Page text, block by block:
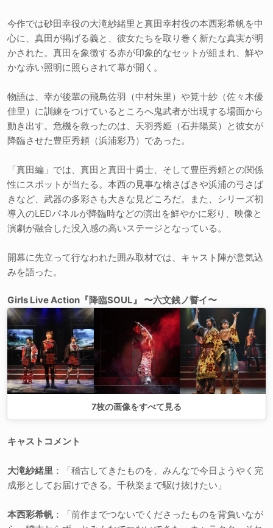
今作では砂田幸役の大滝紗緒里と真田幸村役の本西彩希帆を中
心に、真田が掲げる義と、彼女たちを取り巻く新たな真実が明
かされた。真田を象徴する赤が印象的なセットが組まれ、鮮や
かな赤い照明に照らされて幕が開く。
物語は、幸が後輩の飛鳥佐羽（中村朱里）や筧十紗（佐々木優
佳里）に訓練をつけているところへ鬼武者が出現する場面から
動き出す。危機を救ったのは、天羽秀姫（石井陽菜）と彼女が
降臨させた豊臣秀頼（浜浦彩乃）であった。
「真田編」では、真田と真田十勇士、そして豊臣秀頼との関係
性にスポットが当たる。本西の見事な槍さばきや浜浦の弓さば
きなど、武器の多彩さも大きな見どころだ。また、シリーズ初
導入のLEDパネルが降臨時などの演出を鮮やかに彩り、映像と
演劇が融合した没入感の高いステージとなっている。
開幕に先立って行なわれた囲み取材では、キャスト陣が意気込
みを語った。
Girls Live Action『降臨SOUL』 〜六文銭ノ誓イ〜
7枚の画像をすべて見る
キャストコメント
大滝紗緒里 ：「稽古してきたものを、みんなで今日ようやく完
成形としてお届けできる。千秋楽まで駆け抜けたい」
本西彩希帆：「前作までつないでくださったものを背負いなが